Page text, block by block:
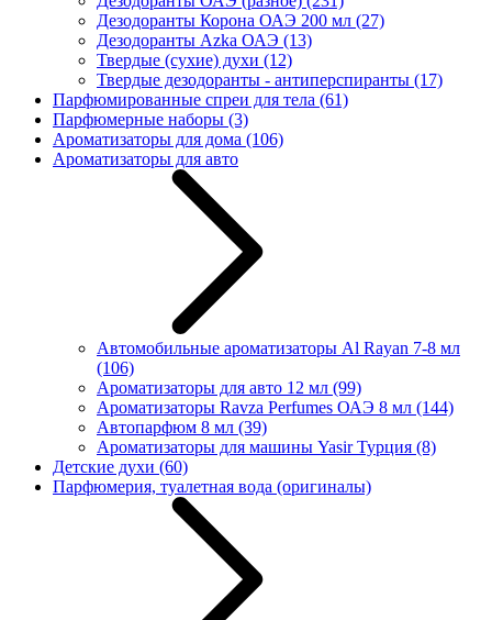
Дезодоранты Корона ОАЭ 200 мл (27)
Дезодоранты Azka ОАЭ (13)
Твердые (сухие) духи (12)
Твердые дезодоранты - антиперспиранты (17)
Парфюмированные спреи для тела (61)
Парфюмерные наборы (3)
Ароматизаторы для дома (106)
Ароматизаторы для авто
Автомобильные ароматизаторы Al Rayan 7-8 мл
(106)
Ароматизаторы для авто 12 мл (99)
Ароматизаторы Ravza Perfumes ОАЭ 8 мл (144)
Автопарфюм 8 мл (39)
Ароматизаторы для машины Yasir Турция (8)
Детские духи (60)
Парфюмерия, туалетная вода (оригиналы)